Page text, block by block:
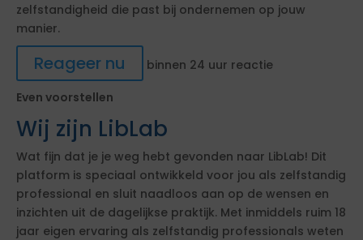
zelfstandigheid die past bij ondernemen op jouw
manier.
Reageer nu
binnen 24 uur reactie
Even voorstellen
Wij zijn LibLab
Wat fijn dat je je weg hebt gevonden naar LibLab! Dit
platform is speciaal ontwikkeld voor jou als zelfstandig
professional en sluit naadloos aan op de wensen en
inzichten uit de dagelijkse praktijk. Met inmiddels ruim 18
jaar eigen ervaring als zelfstandig professionals weten